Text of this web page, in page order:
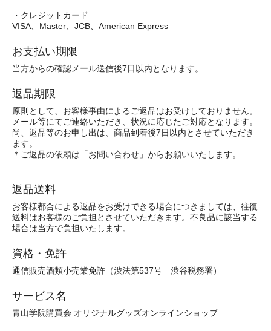
・クレジットカード
VISA、Master、JCB、American Express
お支払い期限
当方からの確認メール送信後7日以内となります。
返品期限
原則として、お客様事由によるご返品はお受けしておりません。
メール等にてご連絡いただき、状況に応じたご対応となります。
尚、返品等のお申し出は、商品到着後7日以内とさせていただき
ます。
＊ご返品の依頼は「お問い合わせ」からお願いいたします。
返品送料
お客様都合による返品をお受けできる場合につきましては、往復
送料はお客様のご負担とさせていただきます。不良品に該当する
場合は当方で負担いたします。
資格・免許
通信販売酒類小売業免許（渋法第537号 渋谷税務署）
サービス名
青山学院購買会 オリジナルグッズオンラインショップ